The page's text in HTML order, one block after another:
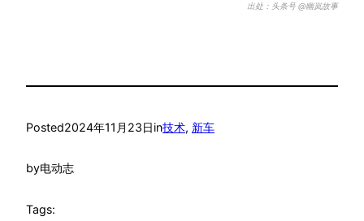
出处：头条号 @幽岚故事
Posted2024年11月23日in技术, 新车
by电动志
Tags: